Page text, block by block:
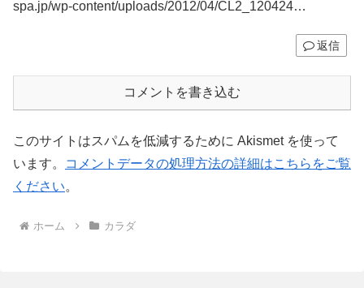
spa.jp/wp-content/uploads/2012/04/CL2_120424…
返信
コメントを書き込む
このサイトはスパムを低減するために Akismet を使って
います。
コメントデータの処理方法の詳細はこちらをご覧
ください。
ホーム カラダ